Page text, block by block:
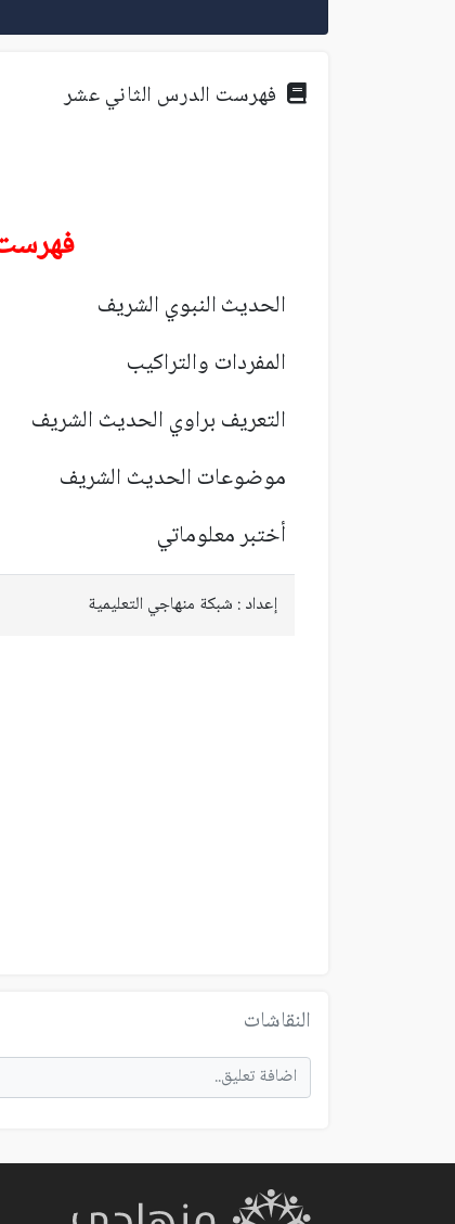
فهرست الدرس الثاني عشر
الحديثالنبوي الشريف
المفردات والتراكيب
التعريف براوي الحديث الشريف
موضوعات الحديث الشريف
أختبر معلوماتي
إعداد : شبكة منهاجي التعليمية
النقاشات